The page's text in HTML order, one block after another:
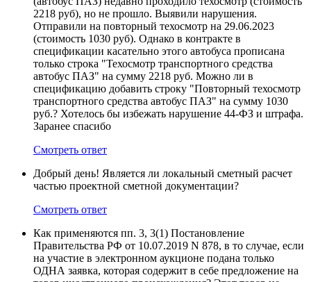
2218 руб), но не прошло. Выявили нарушения.
Отправили на повторный техосмотр на 29.06.2023
(стоимость 1030 руб). Однако в контракте в
спецификации касательно этого автобуса прописана
только строка "Техосмотр транспортного средства
автобус ПАЗ" на сумму 2218 руб. Можно ли в
спецификацию добавить строку "Повторный техосмотр
транспортного средства автобус ПАЗ" на сумму 1030
руб.? Хотелось бы избежать нарушение 44-ФЗ и штрафа.
Заранее спасибо
Смотреть ответ
Добрый день! Является ли локальный сметный расчет
частью проектной сметной документации?
Смотреть ответ
Как применяются пп. 3, 3(1) Постановление
Правительства РФ от 10.07.2019 N 878, в то случае, если
на участие в электронном аукционе подана только
ОДНА заявка, которая содержит в себе предложение на